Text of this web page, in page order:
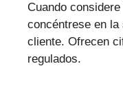
Cuando
concéntrese en la
cliente. Ofrecen
regulados.